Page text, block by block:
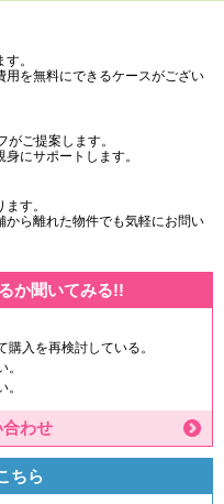
。
を無料にできるケースがござい
ご提案します。
にサポートします。
す。
ら離れた物件でも気軽にお問い
か聞いてみる!!
入を再検討している。
わせ
ちら